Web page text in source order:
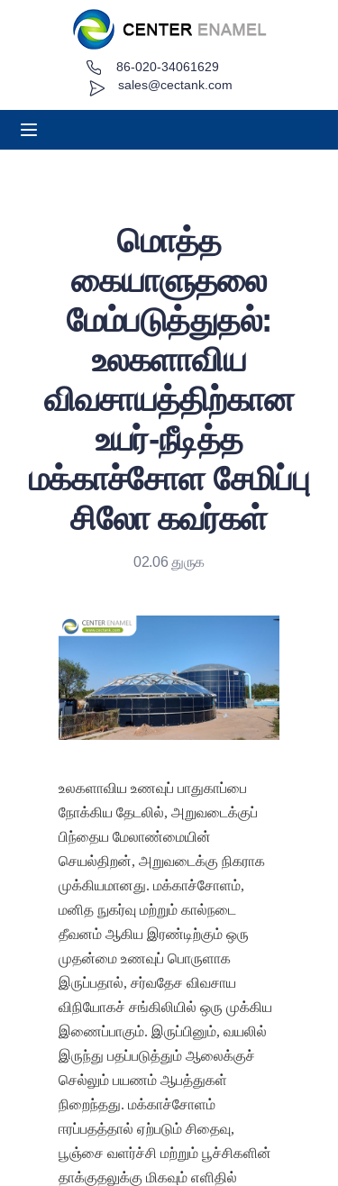
sales@cectank.com
86-020-34061629
மொத்த
கையாளுதலை
மேம்படுத்துதல்:
உலகளாவிய
விவசாயத்திற்கான
உயர்-நீடித்த
மக்காச்சோள சேமிப்பு
சிலோ கவர்கள்
02.06 துருக
உலகளாவிய உணவுப் பாதுகாப்பை
நோக்கிய தேடலில், அறுவடைக்குப்
பிந்தைய மேலாண்மையின்
செயல்திறன், அறுவடைக்கு நிகராக
முக்கியமானது. மக்காச்சோளம்,
மனித நுகர்வு மற்றும் கால்நடை
தீவனம் ஆகிய இரண்டிற்கும் ஒரு
முதன்மை உணவுப் பொருளாக
இருப்பதால், சர்வதேச விவசாய
விநியோகச் சங்கிலியில் ஒரு முக்கிய
இணைப்பாகும். இருப்பினும், வயலில்
இருந்து பதப்படுத்தும் ஆலைக்குச்
செல்லும் பயணம் ஆபத்துகள்
நிறைந்தது. மக்காச்சோளம்
ஈரப்பதத்தால் ஏற்படும் சிதைவு,
பூஞ்சை வளர்ச்சி மற்றும் பூச்சிகளின்
தாக்குதலுக்கு மிகவும் எளிதில்
பற்றி
கோரிக்கை விலைப்புள்ளி
தொடர்பு